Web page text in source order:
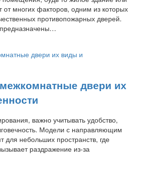
от многих факторов, одним из которых
противопожарных дверей.
двери их
важно учитывать удобство,
Модели с направляющим
для небольших пространств, где
раздражение из-за